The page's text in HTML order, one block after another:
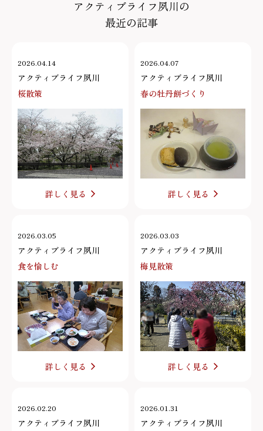
アクティブライフ夙川の
最近の記事
2026.04.14
アクティブライフ夙川
桜散策
詳しく見る
2026.04.07
アクティブライフ夙川
春の牡丹餅づくり
詳しく見る
2026.03.05
アクティブライフ夙川
食を愉しむ
詳しく見る
2026.03.03
アクティブライフ夙川
梅見散策
詳しく見る
2026.02.20
アクティブライフ夙川
2026.01.31
アクティブライフ夙川